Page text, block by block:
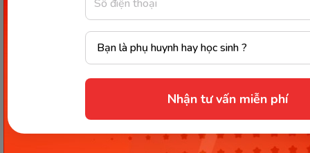
Nhận tư vấn miễn phí
[GIẢI ĐÁP] Lớp 1 nên cho
con học trường công hay
[Chi tiết + mẫu đơn]
[Hướng dẫn] Hồ sơ xin học
lớp 1 trái tuyến cần giấy tờ